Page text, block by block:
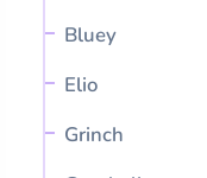
Bluey
Elio
Grinch